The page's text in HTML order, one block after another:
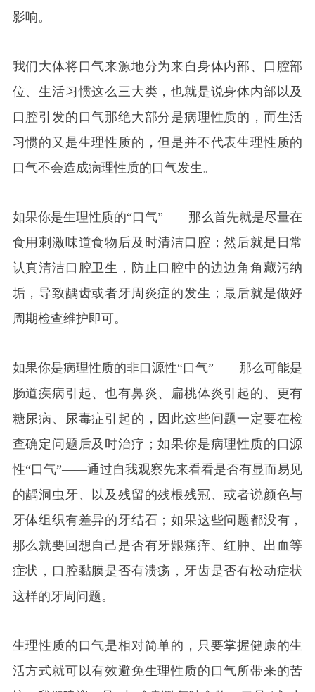
影响。
我们大体将口气来源地分为来自身体内部、口腔部
位、生活习惯这么三大类，也就是说身体内部以及
口腔引发的口气那绝大部分是病理性质的，而生活
习惯的又是生理性质的，但是并不代表生理性质的
口气不会造成病理性质的口气发生。
如果你是生理性质的“口气”——那么首先就是尽量在
食用刺激味道食物后及时清洁口腔；然后就是日常
认真清洁口腔卫生，防止口腔中的边边角角藏污纳
垢，导致龋齿或者牙周炎症的发生；最后就是做好
周期检查维护即可。
如果你是病理性质的非口源性“口气”——那么可能是
肠道疾病引起、也有鼻炎、扁桃体炎引起的、更有
糖尿病、尿毒症引起的，因此这些问题一定要在检
查确定问题后及时治疗；如果你是病理性质的口源
性“口气”——通过自我观察先来看看是否有显而易见
的龋洞虫牙、以及残留的残根残冠、或者说颜色与
牙体组织有差异的牙结石；如果这些问题都没有，
那么就要回想自己是否有牙龈瘙痒、红肿、出血等
症状，口腔黏膜是否有溃疡，牙齿是否有松动症状
这样的牙周问题。
生理性质的口气是相对简单的，只要掌握健康的生
活方式就可以有效避免生理性质的口气所带来的苦